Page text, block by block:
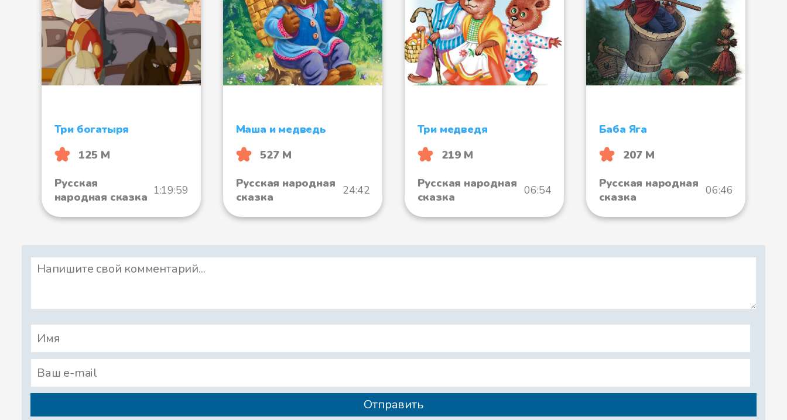
Три богатыря
125 М
Русская
народная сказка 1:19:59
Маша и медведь
527 М
Русская народная
сказка
24:42
Три медведя
219 М
Русская народная
сказка
06:54
Баба Яга
207 М
Русская народная
сказка
06:46